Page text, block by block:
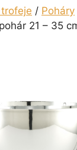
/ Poháry
21 – 35